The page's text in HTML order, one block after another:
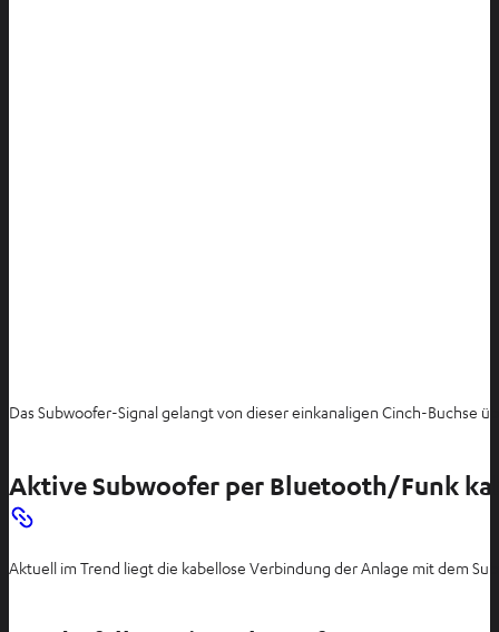
Das Subwoofer-Signal gelangt von dieser einkanaligen Cinch-
Aktive Subwoofer per Bluetooth/Funk
Aktuell im Trend liegt die kabellose Verbindung der Anlage mit dem